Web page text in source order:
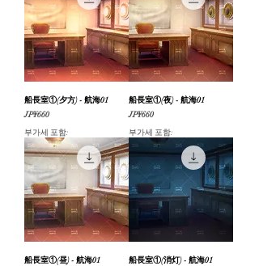
船長室①(夕方) - 航海01
가격
JP¥660
부가세 포함:
船長室①(夜) - 航海01
가격
JP¥660
부가세 포함:
船長室①(昼) - 航海01
船長室①(消灯) - 航海01